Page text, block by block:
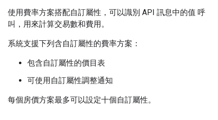
使用費率方案搭配自訂屬性，可以識別 API 訊息中的值 呼
叫，用來計算交易數和費用。
系統支援下列含自訂屬性的費率方案：
包含自訂屬性的價目表
可使用自訂屬性調整通知
每個房價方案最多可以設定十個自訂屬性。